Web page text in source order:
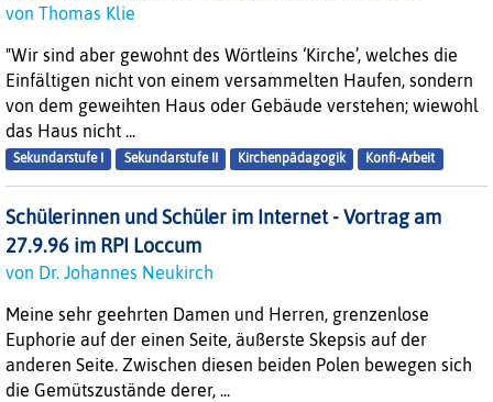
von Thomas Klie
"Wir sind aber gewohnt des Wörtleins ‘Kirche’, welches die
Einfältigen nicht von einem versammelten Haufen, sondern
von dem geweihten Haus oder Gebäude verstehen; wiewohl
das Haus nicht ...
Sekundarstufe I Sekundarstufe II Kirchenpädagogik Konfi-Arbeit
Schülerinnen und Schüler im Internet - Vortrag am
27.9.96 im RPI Loccum
von Dr. Johannes Neukirch
Meine sehr geehrten Damen und Herren, grenzenlose
Euphorie auf der einen Seite, äußerste Skepsis auf der
anderen Seite. Zwischen diesen beiden Polen bewegen sich
die Gemütszustände derer, ...